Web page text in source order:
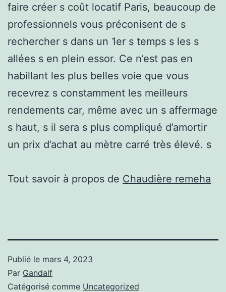
faire créer s coût locatif Paris, beaucoup de
professionnels vous préconisent de s
rechercher s dans un 1er s temps s les s
allées s en plein essor. Ce n’est pas en
habillant les plus belles voie que vous
recevrez s constamment les meilleurs
rendements car, même avec un s affermage
s haut, s il sera s plus compliqué d’amortir
un prix d’achat au mètre carré très élevé. s
Tout savoir à propos de Chaudière remeha
Publié le mars 4, 2023
Par Gandalf
Catégorisé comme Uncategorized